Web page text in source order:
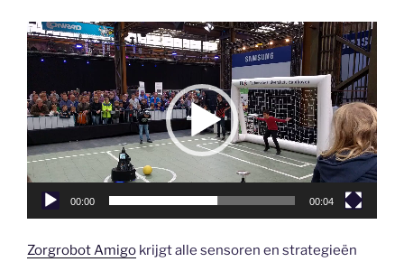
Videospeler
00:00 00:04
Zorgrobot Amigo krijgt alle sensoren en strategieën